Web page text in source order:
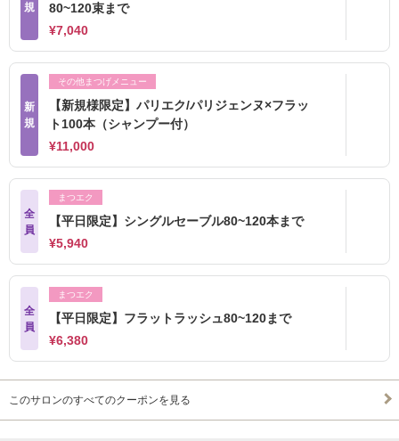
規
80~120束まで
¥7,040
新
規
その他まつげメニュー
【新規様限定】パリエク/パリジェンヌ×フラッ
ト100本（シャンプー付）
¥11,000
全
員
まつエク
【平日限定】シングルセーブル80~120本まで
¥5,940
全
員
まつエク
【平日限定】フラットラッシュ80~120まで
¥6,380
このサロンのすべてのクーポンを見る